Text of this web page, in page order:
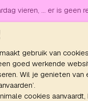
vieren, ... er is
gebruik van
goed werkende
Wil je genieten
cookies